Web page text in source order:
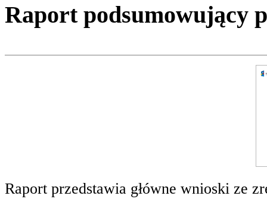
Raport podsumowujący
Raport przedstawia główne wnioski ze